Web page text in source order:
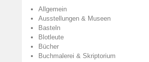
Allgemein
Ausstellungen & Museen
Basteln
Blotleute
Bücher
Buchmalerei & Skriptorium